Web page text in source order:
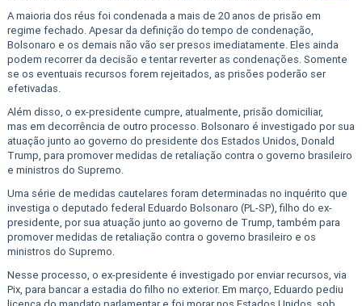
A maioria dos réus foi condenada a mais de 20 anos de prisão em
regime fechado. Apesar da definição do tempo de condenação,
Bolsonaro e os demais não vão ser presos imediatamente. Eles ainda
podem recorrer da decisão e tentar reverter as condenações. Somente
se os eventuais recursos forem rejeitados, as prisões poderão ser
efetivadas.
Além disso, o ex-presidente cumpre, atualmente, prisão domiciliar,
mas em decorrência de outro processo. Bolsonaro é investigado por sua
atuação junto ao governo do presidente dos Estados Unidos, Donald
Trump, para promover medidas de retaliação contra o governo brasileiro
e ministros do Supremo.
Uma série de medidas cautelares foram determinadas no inquérito que
investiga o deputado federal Eduardo Bolsonaro (PL-SP), filho do ex-
presidente, por sua atuação junto ao governo de Trump, também para
promover medidas de retaliação contra o governo brasileiro e os
ministros do Supremo.
Nesse processo, o ex-presidente é investigado por enviar recursos, via
Pix, para bancar a estadia do filho no exterior. Em março, Eduardo pediu